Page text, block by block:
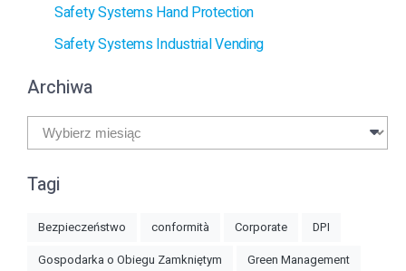
Safety Systems Hand Protection
Safety Systems Industrial Vending
Archiwa
Archiwa
Tagi
Bezpieczeństwo conformità Corporate
DPI
Gospodarka o Obiegu Zamkniętym
Green Management